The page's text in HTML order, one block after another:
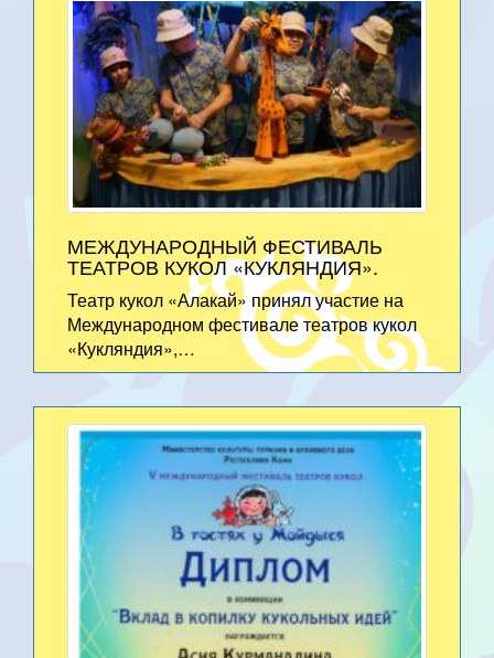
МЕЖДУНАРОДНЫЙ ФЕСТИВАЛЬ
ТЕАТРОВ КУКОЛ «КУКЛЯНДИЯ».
Театр кукол «Алакай» принял участие на
Международном фестивале театров кукол
«Кукляндия»,…